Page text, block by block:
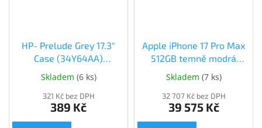
HP- Prelude Grey 17.3"
Case (34Y64AA)
(34Y64AA)
Skladem (6 ks)
321 Kč bez DPH
389 Kč
Apple iPhone 17 Pro Max
512GB temně modrá
(MFYU4SX/A)
Skladem (7 ks)
32 707 Kč bez DPH
39 575 Kč